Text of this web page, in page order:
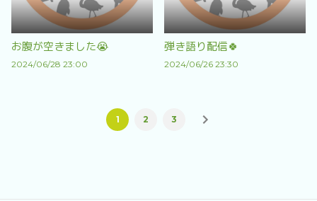
お腹が空きました😭
2024/06/28 23:00
弾き語り配信🍀
2024/06/26 23:30
1 2 3